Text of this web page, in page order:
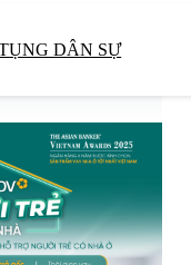
DÂN SỰ